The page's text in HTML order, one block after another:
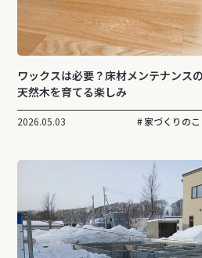
ワックスは必要？床材メンテナンスの
天然木を育てる楽しみ
2026.05.03 家づくりのこ